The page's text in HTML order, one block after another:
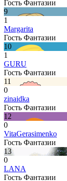
Гость Фантазии
9
1
Margarita
Гость Фантазии
10
1
GURU
Гость Фантазии
11
0
zinaidka
Гость Фантазии
12
0
VitaGerasimenko
Гость Фантазии
13
0
LANA
Гость Фантазии